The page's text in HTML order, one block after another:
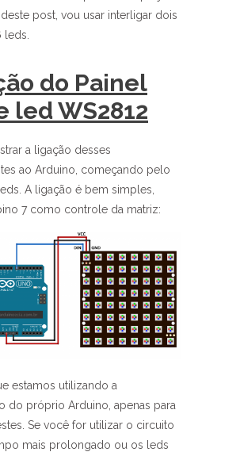
post, vou usar interligar dois
leds.
do Painel
led WS2812
a ligação desses
ao Arduino, começando pelo
A ligação é bem simples,
7 como controle da matriz:
estamos utilizando a
do próprio Arduino, apenas para
Se você for utilizar o circuito
mais prolongado ou os leds